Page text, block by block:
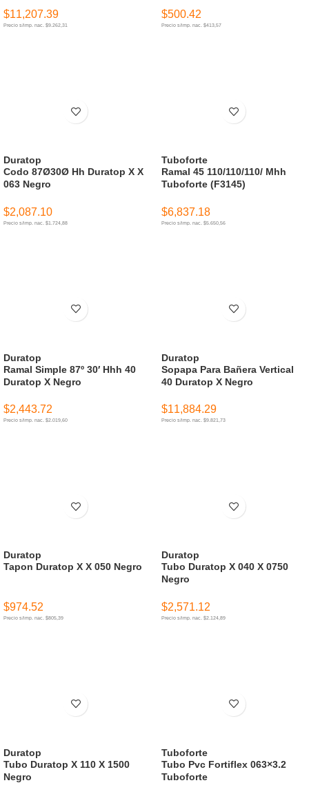
$11,207.39
Precio s/imp. nac. $9.262,31
$500.42
Precio s/imp. nac. $413,57
Codo 87Ø30Ø Hh Duratop X X
063 Negro
Duratop
$2,087.10
Precio s/imp. nac. $1.724,88
Ramal 45 110/110/110/ Mhh
Tuboforte (F3145)
Tuboforte
$6,837.18
Precio s/imp. nac. $5.650,56
Ramal Simple 87º 30′ Hhh 40
Duratop X Negro
Duratop
$2,443.72
Precio s/imp. nac. $2.019,60
Sopapa Para Bañera Vertical
40 Duratop X Negro
Duratop
$11,884.29
Precio s/imp. nac. $9.821,73
Tapon Duratop X X 050 Negro
Duratop
$974.52
Precio s/imp. nac. $805,39
Tubo Duratop X 040 X 0750
Negro
Duratop
$2,571.12
Precio s/imp. nac. $2.124,89
Tubo Duratop X 110 X 1500
Negro
Duratop
Tubo Pvc Fortiflex 063×3.2
Tuboforte
Tuboforte